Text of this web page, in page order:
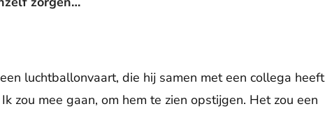
luchtballonvaart, die hij samen met een collega heeft
zou mee gaan, om hem te zien opstijgen. Het zou een